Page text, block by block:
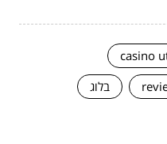
casino
בלוג